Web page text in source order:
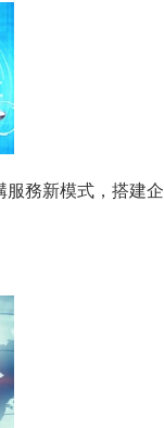
務新模式，搭建企